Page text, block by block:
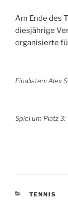
Am Ende des
diesjährige
organisierte
Finalisten: Alex
Spiel um Platz
TENNIS